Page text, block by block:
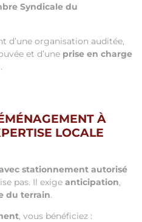
Syndicale du
d’une organisation auditée,
et d’une prise en charge
.
À
LOCALE
stationnement autorisé
pas. Il exige anticipation,
du terrain.
, vous bénéficiez :